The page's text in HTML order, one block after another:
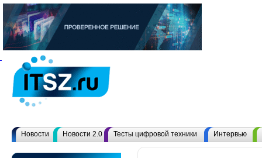
Новости Новости 2.0 Тесты цифровой техники Интервью